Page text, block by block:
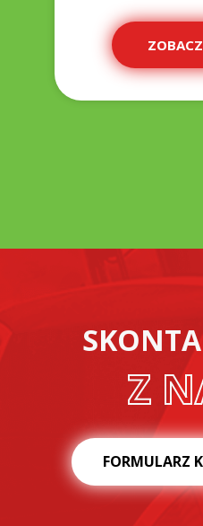
Z
FORMULARZ